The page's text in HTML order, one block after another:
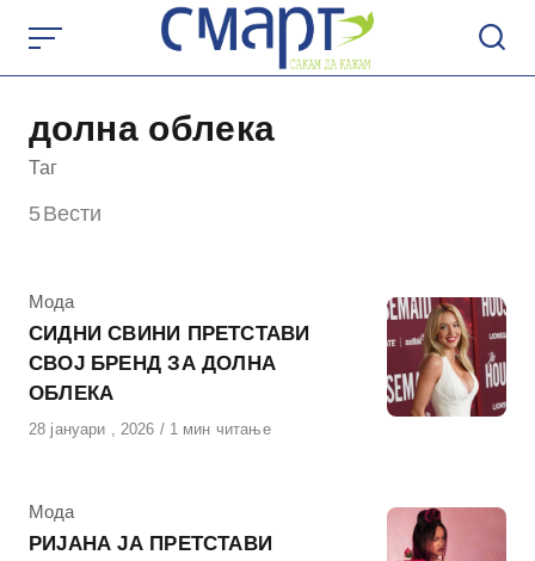
content
долна облека
Таг
5Вести
КАтегорија
Мода
СИДНИ СВИНИ ПРЕТСТАВИ
СВОЈ БРЕНД ЗА ДОЛНА
ОБЛЕКА
Објавено
28 јануари , 2026 1 мин читање
КАтегорија
Мода
РИЈАНА ЈА ПРЕТСТАВИ